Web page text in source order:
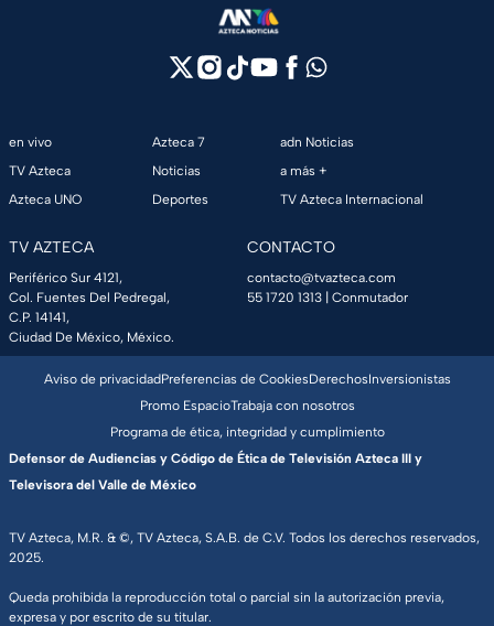
en vivo
TV Azteca
Azteca UNO
Azteca 7
Noticias
Deportes
adn Noticias
a más +
TV Azteca Internacional
TV AZTECA
Periférico Sur 4121,
Col. Fuentes Del Pedregal,
C.P. 14141,
Ciudad De México, México.
CONTACTO
contacto@tvazteca.com
55 1720 1313 | Conmutador
TV Azteca, M.R. & ©, TV Azteca, S.A.B. de C.V. Todos los derechos reservados,
2025.
Queda prohibida la reproducción total o parcial sin la autorización previa,
expresa y por escrito de su titular.
Aviso de privacidadPreferencias de CookiesDerechosInversionistas
Promo EspacioTrabaja con nosotros
Programa de ética, integridad y cumplimiento
Defensor de Audiencias y Código de Ética de Televisión Azteca III y
Televisora del Valle de México